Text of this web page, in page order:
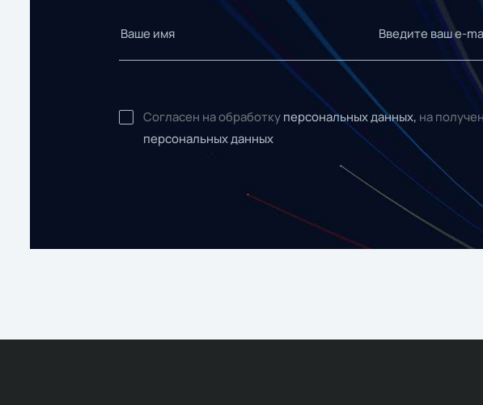
Согласен на обработку персональных данных, на
персональных данных